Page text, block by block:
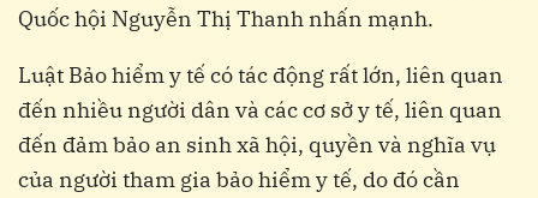
Quốc hội Nguyễn Thị Thanh nhấn mạnh.
Luật Bảo hiểm y tế có tác động rất lớn, liên quan
đến nhiều người dân và các cơ sở y tế, liên quan
đến đảm bảo an sinh xã hội, quyền và nghĩa vụ
của người tham gia bảo hiểm y tế, do đó cần